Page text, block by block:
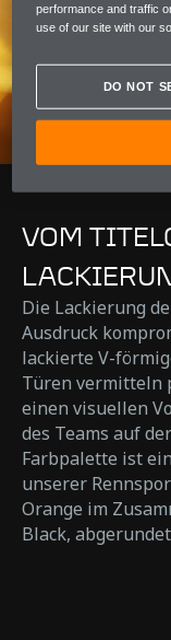
VOM
Die Lackierung
Ausdruck
lackierte V-
Türen vermitteln
einen visuellen
des Teams auf
Farbpalette ist
unserer
Orange im
Black,
performance and traffic
use of our site with our
DO NOT